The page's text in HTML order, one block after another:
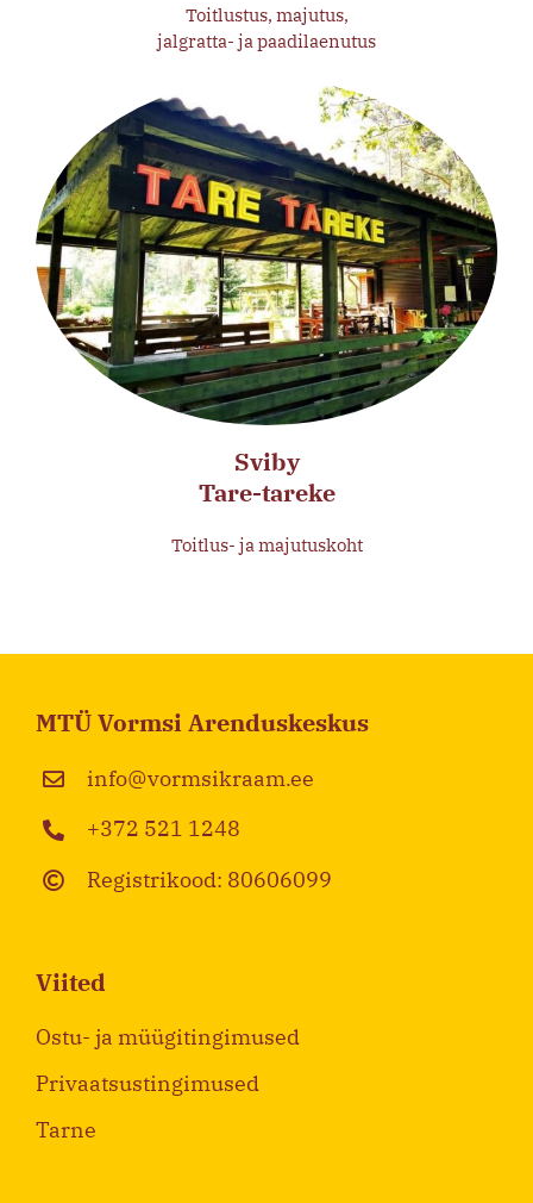
Toitlustus, majutus,
jalgratta- ja paadilaenutus
Sviby
Tare-tareke
Toitlus- ja majutuskoht
MTÜ Vormsi Arenduskeskus
info@vormsikraam.ee
+372 521 1248
Registrikood: 80606099
Viited
Ostu- ja müügitingimused
Privaatsustingimused
Tarne